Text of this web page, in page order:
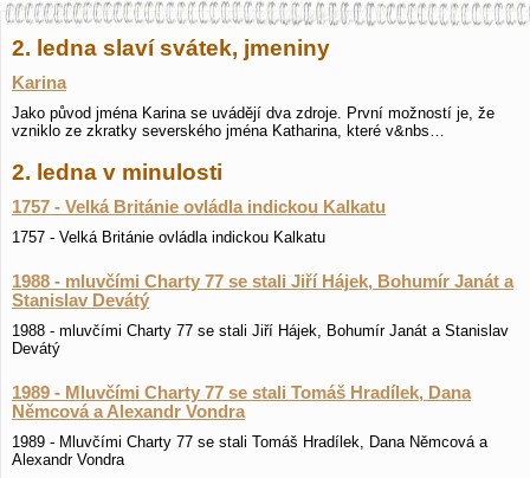
2. ledna slaví svátek, jmeniny
Karina
Jako původ jména Karina se uvádějí dva zdroje. První možností je, že
vzniklo ze zkratky severského jména Katharina, které v&nbs…
2. ledna v minulosti
1757 - Velká Británie ovládla indickou Kalkatu
1757 - Velká Británie ovládla indickou Kalkatu
1988 - mluvčími Charty 77 se stali Jiří Hájek, Bohumír Janát a
Stanislav Devátý
1988 - mluvčími Charty 77 se stali Jiří Hájek, Bohumír Janát a Stanislav
Devátý
1989 - Mluvčími Charty 77 se stali Tomáš Hradílek, Dana
Němcová a Alexandr Vondra
1989 - Mluvčími Charty 77 se stali Tomáš Hradílek, Dana Němcová a
Alexandr Vondra